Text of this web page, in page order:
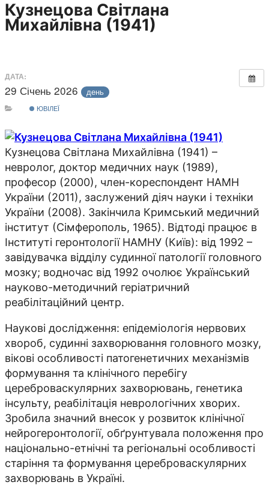
Кузнецова Світлана
Михайлівна (1941)
ДАТА:
29 Січень 2026 день
ЮВІЛЕЇ
Кузнецова Світлана Михайлівна (1941) –
невролог, доктор медичних наук (1989),
професор (2000), член-кореспондент НАМН
України (2011), заслужений діяч науки і техніки
України (2008). Закінчила Кримський медичний
інститут (Сімферополь, 1965). Відтоді пра­цює в
Інституті геронтології НАМНУ (Київ): від 1992 –
завідувачка відділу судинної патології головного
моз­ку; водночас від 1992 очолює Український
науково-методичний геріатричний
реабілітаційний центр.
Наукові дослідження: епідеміологія нервових
хвороб, судинні захворювання головного мозку,
вікові особливості патогенетичних механізмів
формування та клінічного перебігу
цереброваскулярних захворювань, генетика
інсульту, реабілітація неврологічних хво­рих.
Зробила значний внесок у роз­виток клінічної
нейрогеронтології, обґрунтувала положення про
національно-етнічні та регіональні особливості
старіння та формування це­реброваскулярних
захворювань в Україні.